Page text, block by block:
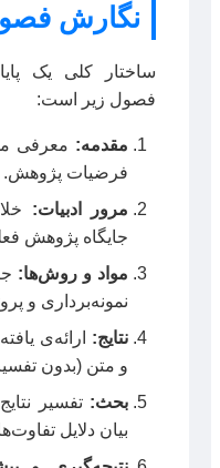
نگارش
ساختار کلی یک
فصول زیر است:
مقدمه: معرفی
فرضیات پژوهش.
مرور ادبیات:
جایگاه پژوهش
مواد و روش‌ها:
نمونه‌برداری و
نتایج: ارائه‌ی
و متن (بدون
بحث: تفسیر
بیان دلایل